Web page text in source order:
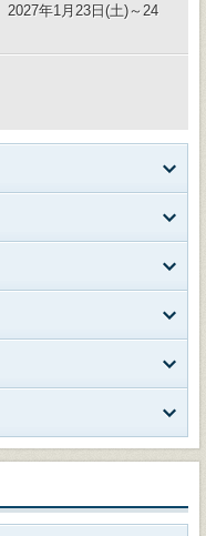
2027年1月23日(土)～24